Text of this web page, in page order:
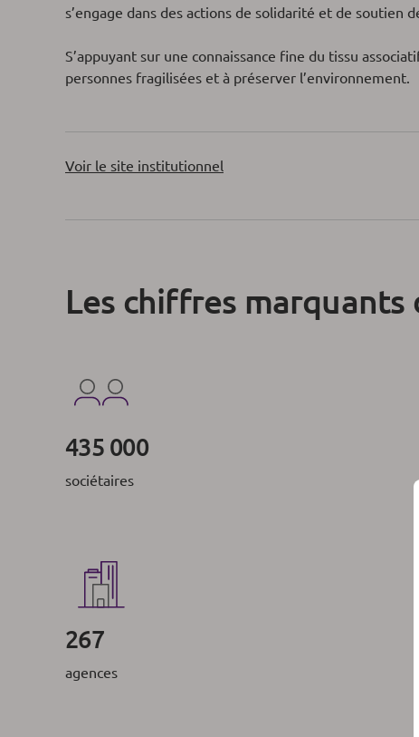
s’engage dans des actions de solidarité et de soutien
S’appuyant sur une connaissance fine du tissu
personnes fragilisées et à préserver l’environnement.
Voir le site institutionnel
Les chiffres marquants
435 000
sociétaires
267
agences